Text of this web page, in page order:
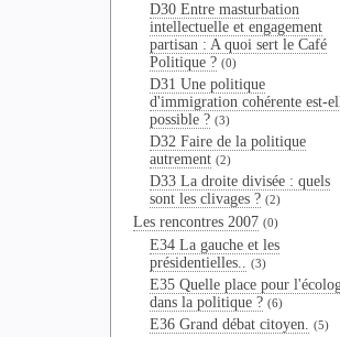
D30 Entre masturbation
intellectuelle et engagement
partisan : A quoi sert le Café
Politique ? (0)
D31 Une politique
d'immigration cohérente est-
possible ? (3)
D32 Faire de la politique
autrement (2)
D33 La droite divisée : quels
sont les clivages ? (2)
Les rencontres 2007 (0)
E34 La gauche et les
présidentielles.. (3)
E35 Quelle place pour
dans la politique ? (6)
E36 Grand débat citoyen. (5)